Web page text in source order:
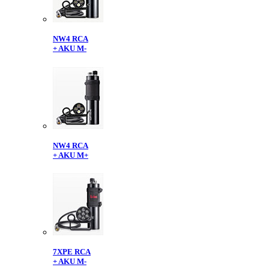
NW4 RCA
+ AKU M-
NW4 RCA
+ AKU M+
7XPE RCA
+ AKU M-